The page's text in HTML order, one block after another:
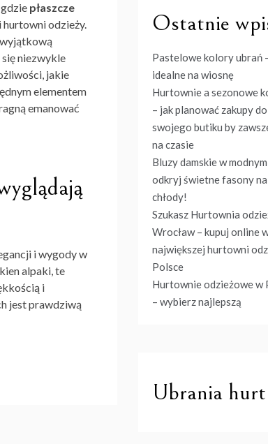
płaszcze
odzieży.
wyjątkową
niezwykle
jakie
elementem
emanować
i wygody w
alpaki, te
i
jest prawdziwą
Ostatnie
Pastelowe kolory ubrań
idealne na wiosnę
Hurtownie a sezonowe
– jak planować zakupy do
swojego butiku by
na czasie
Bluzy damskie w
odkryj świetne fasony na
chłody!
Szukasz Hurtownia
Wrocław – kupuj online
największej hurtowni
Polsce
Hurtownie odzieżowe w
– wybierz najlepszą
Ubrania hurt